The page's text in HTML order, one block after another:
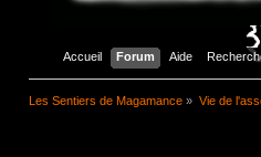
Accueil Forum Aide
Les Sentiers de Magamance » Vie de